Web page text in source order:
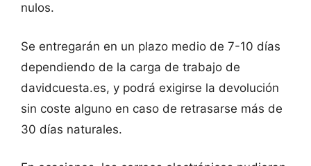
nulos.
Se entregarán en un plazo medio de 7-10 días
dependiendo de la carga de trabajo de
davidcuesta.es, y podrá exigirse la devolución
sin coste alguno en caso de retrasarse más de
30 días naturales.